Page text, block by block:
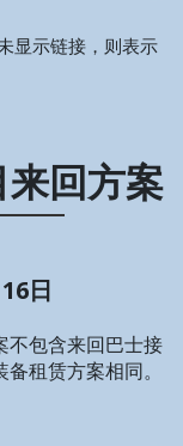
显示链接，则表示
回方案
日
不包含来回巴士接
租赁方案相同。